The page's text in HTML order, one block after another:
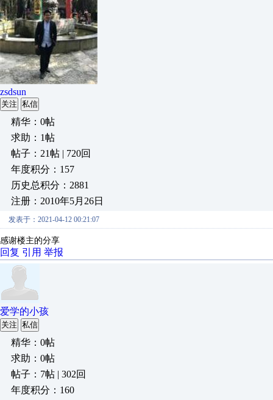
zsdsun
关注 私信
精华：0帖
求助：1帖
帖子：21帖 | 720回
年度积分：157
历史总积分：2881
注册：2010年5月26日
发表于：2021-04-12 00:21:07
感谢楼主的分享
回复 引用 举报
爱学的小孩
关注 私信
精华：0帖
求助：0帖
帖子：7帖 | 302回
年度积分：160